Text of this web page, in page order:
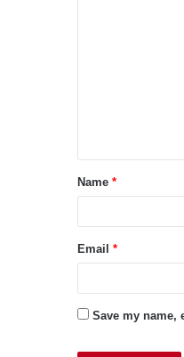
t
*
Name *
Email *
Save my name,